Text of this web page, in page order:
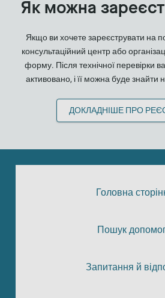
Як можна
Якщо ви хочете зареєструвати на
консультаційний центр або
форму. Після технічної перевірки
активовано, і її можна буде знайти
ДОКЛАДНІШЕ ПРО
Головна
Пошук
Запитання й